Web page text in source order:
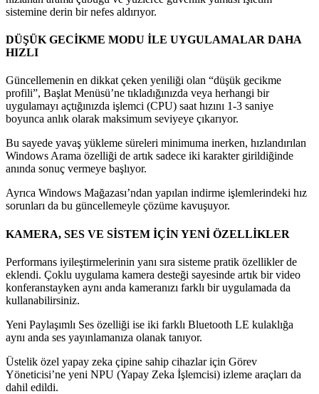
sistemine derin bir nefes aldırıyor.
DÜŞÜK GECİKME MODU İLE UYGULAMALAR DAHA
HIZLI
Güncellemenin en dikkat çeken yeniliği olan “düşük gecikme
profili”, Başlat Menüsü’ne tıkladığınızda veya herhangi bir
uygulamayı açtığınızda işlemci (CPU) saat hızını 1-3 saniye
boyunca anlık olarak maksimum seviyeye çıkarıyor.
Bu sayede yavaş yükleme süreleri minimuma inerken, hızlandırılan
Windows Arama özelliği de artık sadece iki karakter girildiğinde
anında sonuç vermeye başlıyor.
Ayrıca Windows Mağazası’ndan yapılan indirme işlemlerindeki hız
sorunları da bu güncellemeyle çözüme kavuşuyor.
KAMERA, SES VE SİSTEM İÇİN YENİ ÖZELLİKLER
Performans iyileştirmelerinin yanı sıra sisteme pratik özellikler de
eklendi. Çoklu uygulama kamera desteği sayesinde artık bir video
konferanstayken aynı anda kameranızı farklı bir uygulamada da
kullanabilirsiniz.
Yeni Paylaşımlı Ses özelliği ise iki farklı Bluetooth LE kulaklığa
aynı anda ses yayınlamanıza olanak tanıyor.
Üstelik özel yapay zeka çipine sahip cihazlar için Görev
Yöneticisi’ne yeni NPU (Yapay Zeka İşlemcisi) izleme araçları da
dahil edildi.